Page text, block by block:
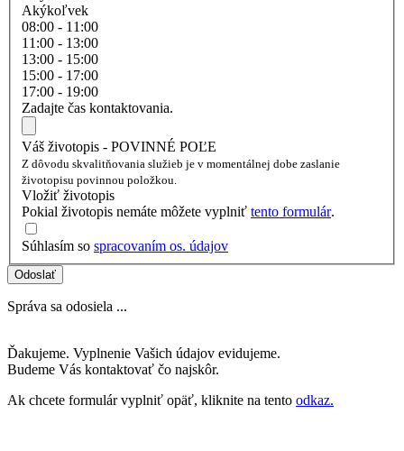
Akýkoľvek
08:00 - 11:00
11:00 - 13:00
13:00 - 15:00
15:00 - 17:00
17:00 - 19:00
Zadajte čas kontaktovania.
Váš životopis - POVINNÉ POĽE
Z dôvodu skvalitňovania služieb je v momentálnej dobe zaslanie
životopisu povinnou položkou.
Vložiť životopis
Pokial životopis nemáte môžete vyplniť tento formulár.
Súhlasím so spracovaním os. údajov
Odoslať
Správa sa odosiela ...
Ďakujeme. Vyplnenie Vašich údajov evidujeme.
Budeme Vás kontaktovať čo najskôr.
Ak chcete formulár vyplniť opäť, kliknite na tento odkaz.